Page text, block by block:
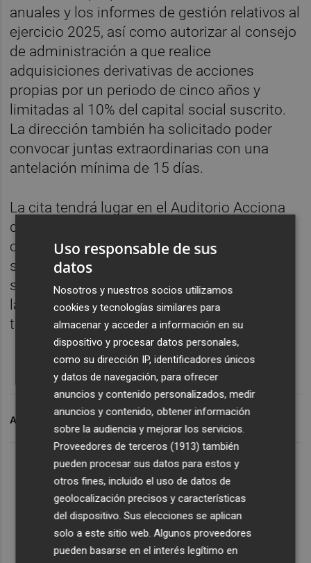
anuales y los informes de gestión relativos al
ejercicio 2025, así como autorizar al consejo
de administración a que realice
adquisiciones derivativas de acciones
propias por un periodo de cinco años y
limitadas al 10% del capital social suscrito.
La dirección también ha solicitado poder
convocar juntas extraordinarias con una
antelación mínima de 15 días.
La cita tendrá lugar en el Auditorio Acciona
de Madrid el día 24 de junio en primera
convocatoria y el 25 de junio en segunda,
siendo previsible la celebración en la
segunda jornada. La junta dará comienzo a
las 12:00 y se podrá participar presencial y
telemáticamente.
ARCHIVADO EN ACCIONA
Uso responsable de sus
datos
Nosotros y nuestros socios utilizamos
cookies y tecnologías similares para
almacenar y acceder a información en su
dispositivo y procesar datos personales,
como su dirección IP, identificadores únicos
y datos de navegación, para ofrecer
anuncios y contenido personalizados, medir
anuncios y contenido, obtener información
sobre la audiencia y mejorar los servicios.
Proveedores de terceros (1913) también
pueden procesar sus datos para estos y
otros fines, incluido el uso de datos de
geolocalización precisos y características
del dispositivo. Sus elecciones se aplican
solo a este sitio web. Algunos proveedores
pueden basarse en el interés legítimo en